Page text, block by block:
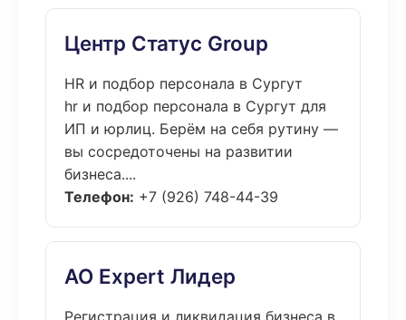
Центр Статус Group
HR и подбор персонала в Сургут
hr и подбор персонала в Сургут для
ИП и юрлиц. Берём на себя рутину —
вы сосредоточены на развитии
бизнеса....
Телефон: +7 (926) 748-44-39
АО Expert Лидер
Регистрация и ликвидация бизнеса в